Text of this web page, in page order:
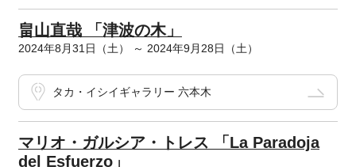
畠山直哉 「津波の木」
2024年8月31日（土） ～ 2024年9月28日（土）
タカ・イシイギャラリー 六本木
マリオ・ガルシア・トレス 「La Paradoja
del Esfuerzo」